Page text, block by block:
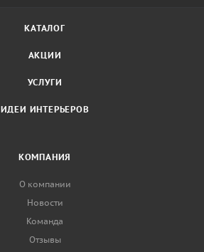
КАТАЛОГ
АКЦИИ
УСЛУГИ
ИДЕИ ИНТЕРЬЕРОВ
КОМПАНИЯ
О компании
Новости
Команда
Отзывы